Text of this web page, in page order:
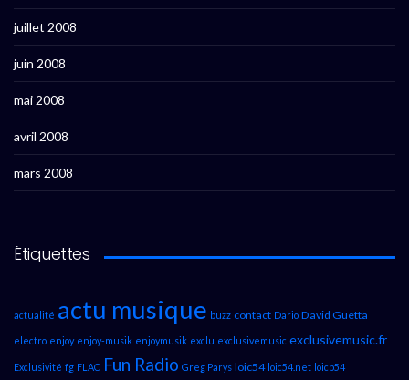
juillet 2008
juin 2008
mai 2008
avril 2008
mars 2008
Étiquettes
actualité actu musique buzz contact Dario David Guetta
electro enjoy enjoy-musik enjoymusik exclu exclusivemusic exclusivemusic.fr
Exclusivité fg FLAC Fun Radio Greg Parys loic54 loic54.net loicb54